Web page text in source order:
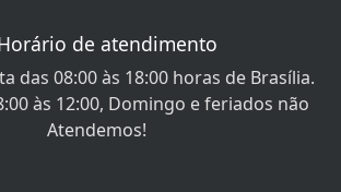
de atendimento
das 08:00 às 18:00 horas de Brasília.
às 12:00, Domingo e feriados não
Atendemos!